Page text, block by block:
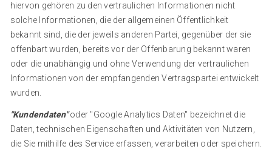
hiervon gehören zu den vertraulichen Informationen nicht
solche Informationen, die der allgemeinen Öffentlichkeit
bekannt sind, die der jeweils anderen Partei, gegenüber der sie
offenbart wurden, bereits vor der Offenbarung bekannt waren
oder die unabhängig und ohne Verwendung der vertraulichen
Informationen von der empfangenden Vertragspartei entwickelt
wurden.
"Kundendaten"oder "Google Analytics Daten" bezeichnet die
Daten, technischen Eigenschaften und Aktivitäten von Nutzern,
die Sie mithilfe des Service erfassen, verarbeiten oder speichern.